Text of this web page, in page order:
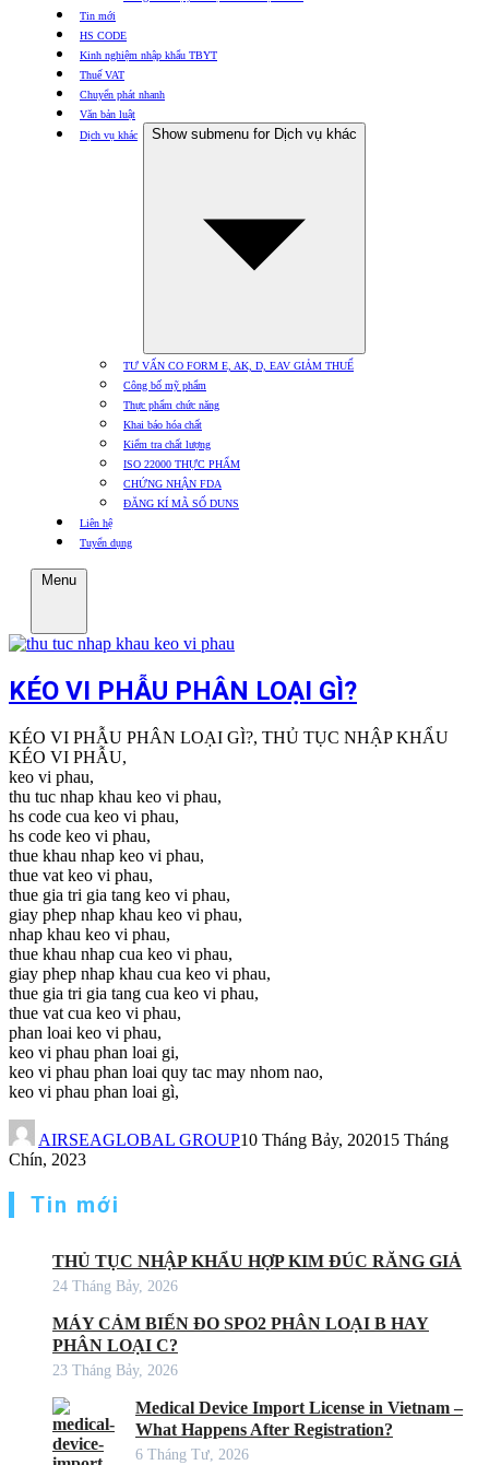
Tin mới
HS CODE
Kinh nghiệm nhập khẩu TBYT
Thuế VAT
Chuyển phát nhanh
Văn bản luật
Dịch vụ khác
Show submenu for Dịch vụ khác
TƯ VẤN CO FORM E, AK, D, EAV GIẢM THUẾ
Công bố mỹ phẩm
Thực phẩm chức năng
Khai báo hóa chất
Kiểm tra chất lượng
ISO 22000 THỰC PHẨM
CHỨNG NHẬN FDA
ĐĂNG KÍ MÃ SỐ DUNS
Liên hệ
Tuyển dụng
Menu
KÉO VI PHẪU PHÂN LOẠI GÌ?
KÉO VI PHẪU PHÂN LOẠI GÌ?, THỦ TỤC NHẬP KHẨU
KÉO VI PHẪU,
keo vi phau,
thu tuc nhap khau keo vi phau,
hs code cua keo vi phau,
hs code keo vi phau,
thue khau nhap keo vi phau,
thue vat keo vi phau,
thue gia tri gia tang keo vi phau,
giay phep nhap khau keo vi phau,
nhap khau keo vi phau,
thue khau nhap cua keo vi phau,
giay phep nhap khau cua keo vi phau,
thue gia tri gia tang cua keo vi phau,
thue vat cua keo vi phau,
phan loai keo vi phau,
keo vi phau phan loai gi,
keo vi phau phan loai quy tac may nhom nao,
keo vi phau phan loai gì,
AIRSEAGLOBAL GROUP10 Tháng Bảy, 202015 Tháng
Chín, 2023
Tin mới
THỦ TỤC NHẬP KHẨU HỢP KIM ĐÚC RĂNG GIẢ
24 Tháng Bảy, 2026
MÁY CẢM BIẾN ĐO SPO2 PHÂN LOẠI B HAY
PHÂN LOẠI C?
23 Tháng Bảy, 2026
Medical Device Import License in Vietnam –
What Happens After Registration?
6 Tháng Tư, 2026